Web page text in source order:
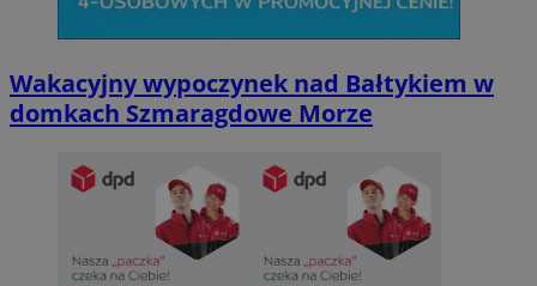
Wakacyjny wypoczynek nad Bałtykiem w
domkach Szmaragdowe Morze